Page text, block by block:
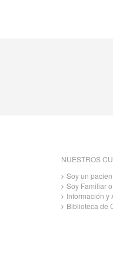
NUESTROS
Soy un
Soy Familiar
Información y
Biblioteca de